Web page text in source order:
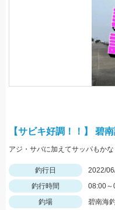
【サビキ好調！！】 碧
釣行日
2022/
釣行時間
08:00～
釣場
碧南海